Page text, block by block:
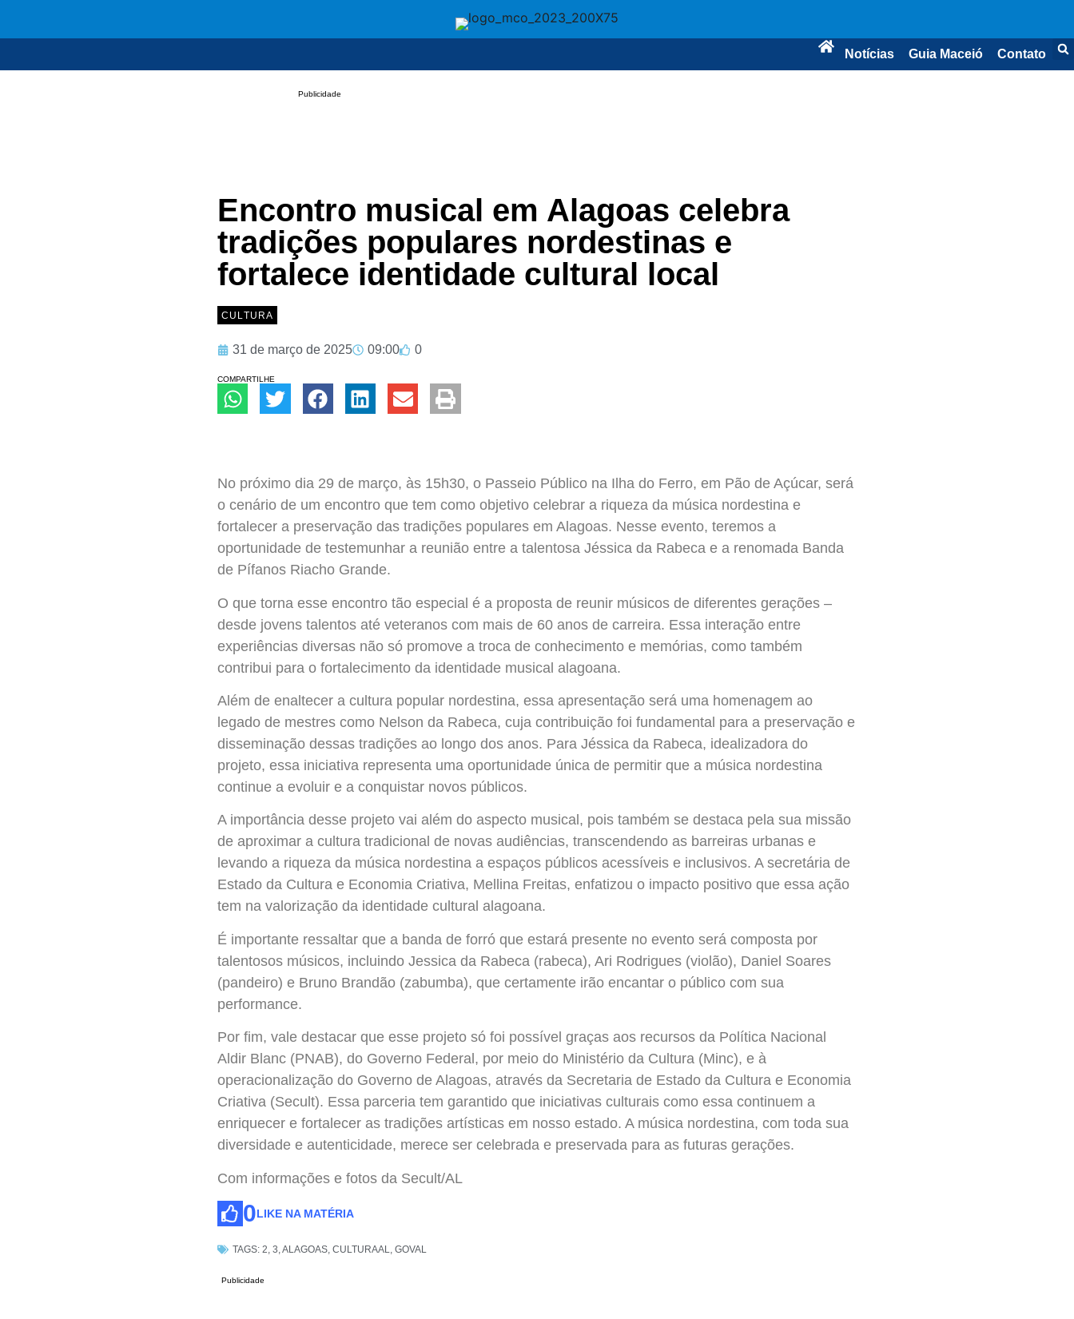
Notícias Guia Maceió Contato
Publicidade
Encontro musical em Alagoas celebra
tradições populares nordestinas e
fortalece identidade cultural local
CULTURA
31 de março de 2025 09:00 0
COMPARTILHE
No próximo dia 29 de março, às 15h30, o Passeio Público na Ilha do Ferro, em Pão de Açúcar, será
o cenário de um encontro que tem como objetivo celebrar a riqueza da música nordestina e
fortalecer a preservação das tradições populares em Alagoas. Nesse evento, teremos a
oportunidade de testemunhar a reunião entre a talentosa Jéssica da Rabeca e a renomada Banda
de Pífanos Riacho Grande.
O que torna esse encontro tão especial é a proposta de reunir músicos de diferentes gerações –
desde jovens talentos até veteranos com mais de 60 anos de carreira. Essa interação entre
experiências diversas não só promove a troca de conhecimento e memórias, como também
contribui para o fortalecimento da identidade musical alagoana.
Além de enaltecer a cultura popular nordestina, essa apresentação será uma homenagem ao
legado de mestres como Nelson da Rabeca, cuja contribuição foi fundamental para a preservação e
disseminação dessas tradições ao longo dos anos. Para Jéssica da Rabeca, idealizadora do
projeto, essa iniciativa representa uma oportunidade única de permitir que a música nordestina
continue a evoluir e a conquistar novos públicos.
A importância desse projeto vai além do aspecto musical, pois também se destaca pela sua missão
de aproximar a cultura tradicional de novas audiências, transcendendo as barreiras urbanas e
levando a riqueza da música nordestina a espaços públicos acessíveis e inclusivos. A secretária de
Estado da Cultura e Economia Criativa, Mellina Freitas, enfatizou o impacto positivo que essa ação
tem na valorização da identidade cultural alagoana.
É importante ressaltar que a banda de forró que estará presente no evento será composta por
talentosos músicos, incluindo Jessica da Rabeca (rabeca), Ari Rodrigues (violão), Daniel Soares
(pandeiro) e Bruno Brandão (zabumba), que certamente irão encantar o público com sua
performance.
Por fim, vale destacar que esse projeto só foi possível graças aos recursos da Política Nacional
Aldir Blanc (PNAB), do Governo Federal, por meio do Ministério da Cultura (Minc), e à
operacionalização do Governo de Alagoas, através da Secretaria de Estado da Cultura e Economia
Criativa (Secult). Essa parceria tem garantido que iniciativas culturais como essa continuem a
enriquecer e fortalecer as tradições artísticas em nosso estado. A música nordestina, com toda sua
diversidade e autenticidade, merece ser celebrada e preservada para as futuras gerações.
Com informações e fotos da Secult/AL
0LIKE NA MATÉRIA
TAGS: 2, 3,ALAGOAS, CULTURAAL, GOVAL
Publicidade